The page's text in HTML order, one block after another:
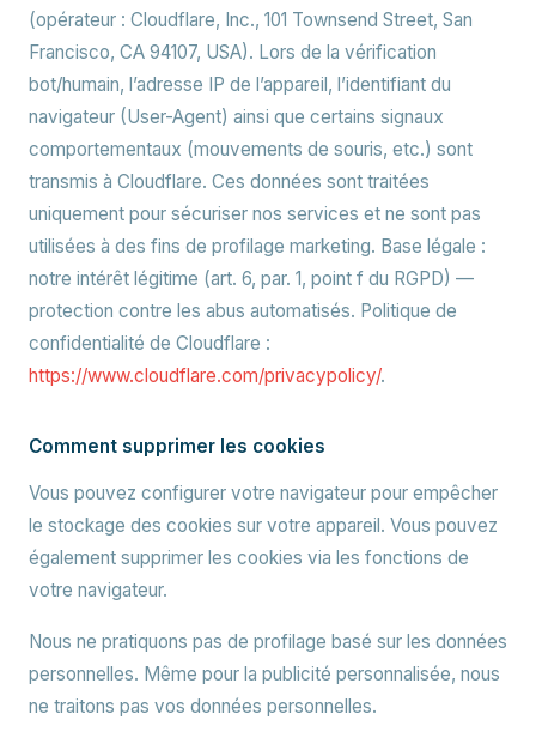
(opérateur : Cloudflare, Inc., 101 Townsend Street, San
Francisco, CA 94107, USA). Lors de la vérification
bot/humain, l’adresse IP de l’appareil, l’identifiant du
navigateur (User-Agent) ainsi que certains signaux
comportementaux (mouvements de souris, etc.) sont
transmis à Cloudflare. Ces données sont traitées
uniquement pour sécuriser nos services et ne sont pas
utilisées à des fins de profilage marketing. Base légale :
notre intérêt légitime (art. 6, par. 1, point f du RGPD) —
protection contre les abus automatisés. Politique de
confidentialité de Cloudflare :
https://www.cloudflare.com/privacypolicy/.
Comment supprimer les cookies
Vous pouvez configurer votre navigateur pour empêcher
le stockage des cookies sur votre appareil. Vous pouvez
également supprimer les cookies via les fonctions de
votre navigateur.
Nous ne pratiquons pas de profilage basé sur les données
personnelles. Même pour la publicité personnalisée, nous
ne traitons pas vos données personnelles.